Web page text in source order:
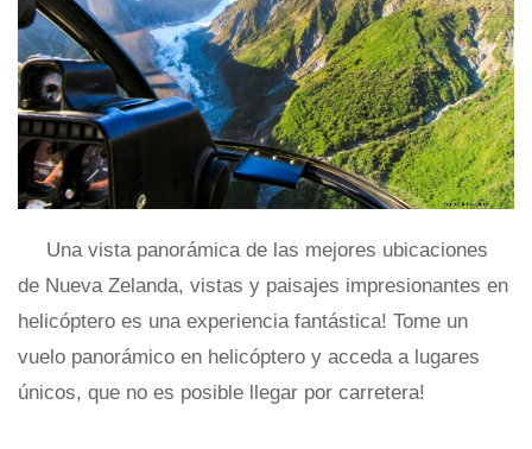
Una vista panorámica de las mejores ubicaciones
de Nueva Zelanda, vistas y paisajes impresionantes en
helicóptero es una experiencia fantástica! Tome un
vuelo panorámico en helicóptero y acceda a lugares
únicos, que no es posible llegar por carretera!